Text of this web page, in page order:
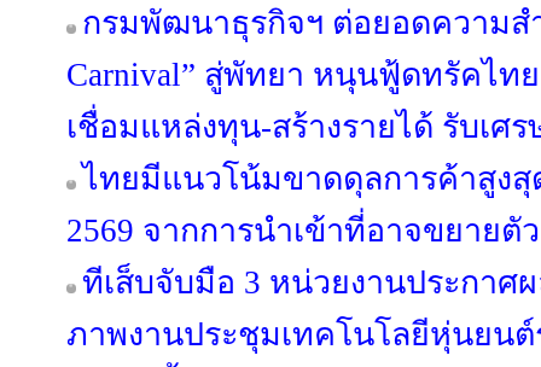
กรมพัฒนาธุรกิจฯ ต่อยอดความสำ
Carnival” สู่พัทยา หนุนฟู้ดทรัคไท
เชื่อมแหล่งทุน-สร้างรายได้ รับเศร
ไทยมีแนวโน้มขาดดุลการค้าสูง
2569 จากการนำเข้าที่อาจขยายตั
ทีเส็บจับมือ 3 หน่วยงานประกาศ
ภาพงานประชุมเทคโนโลยีหุ่นยนต์